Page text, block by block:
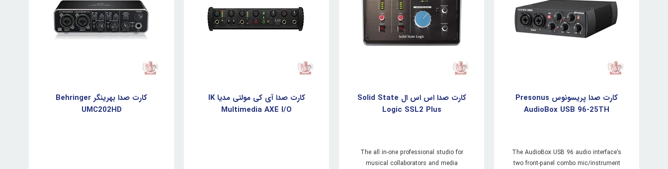
کارت صدا پریسونوس Presonus
AudioBox USB 96-25TH
The AudioBox USB 96 audio interface’s
two front-panel combo mic/instrument
کارت صدا اس اس ال Solid State
Logic SSL2 Plus
The all in-one professional studio for
musical collaborators and media
کارت صدا آی کی مولتی مدیا IK
Multimedia AXE I/O
کارت صدا بهرینگر Behringer
UMC202HD